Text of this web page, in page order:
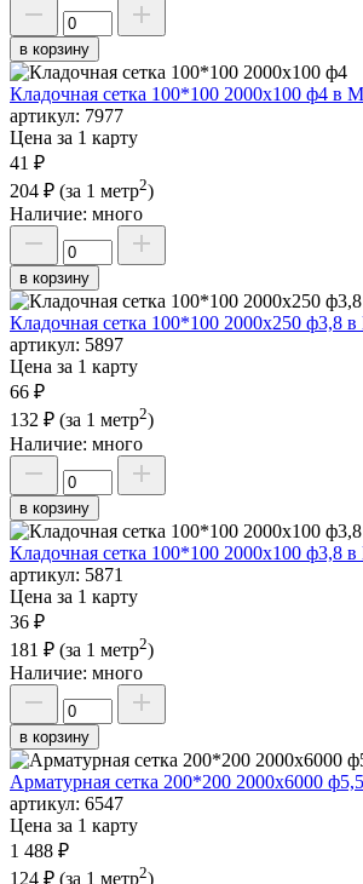
в корзину
Кладочная сетка 100*100 2000х100 ф4 в
артикул: 7977
Цена за 1 карту
41 ₽
204 ₽ (за 1 метр2)
Наличие: много
в корзину
Кладочная сетка 100*100 2000х250 ф3,8
артикул: 5897
Цена за 1 карту
66 ₽
132 ₽ (за 1 метр2)
Наличие: много
в корзину
Кладочная сетка 100*100 2000х100 ф3,8
артикул: 5871
Цена за 1 карту
36 ₽
181 ₽ (за 1 метр2)
Наличие: много
в корзину
Арматурная сетка 200*200 2000х6000
артикул: 6547
Цена за 1 карту
1 488 ₽
124 ₽ (за 1 метр2)